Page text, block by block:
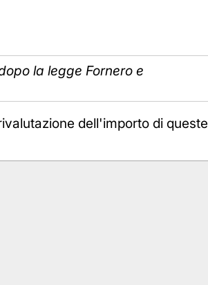
la legge Fornero e
dell'importo di queste